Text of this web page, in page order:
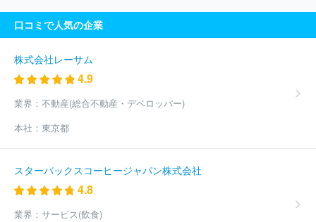
口コミで人気の企業
株式会社レーサム
4.9
業界： 不動産(総合不動産・デベロッパー)
本社： 東京都
スターバックスコーヒージャパン株式会社
4.8
業界： サービス(飲食)